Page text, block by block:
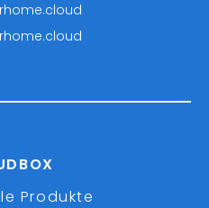
Produkte